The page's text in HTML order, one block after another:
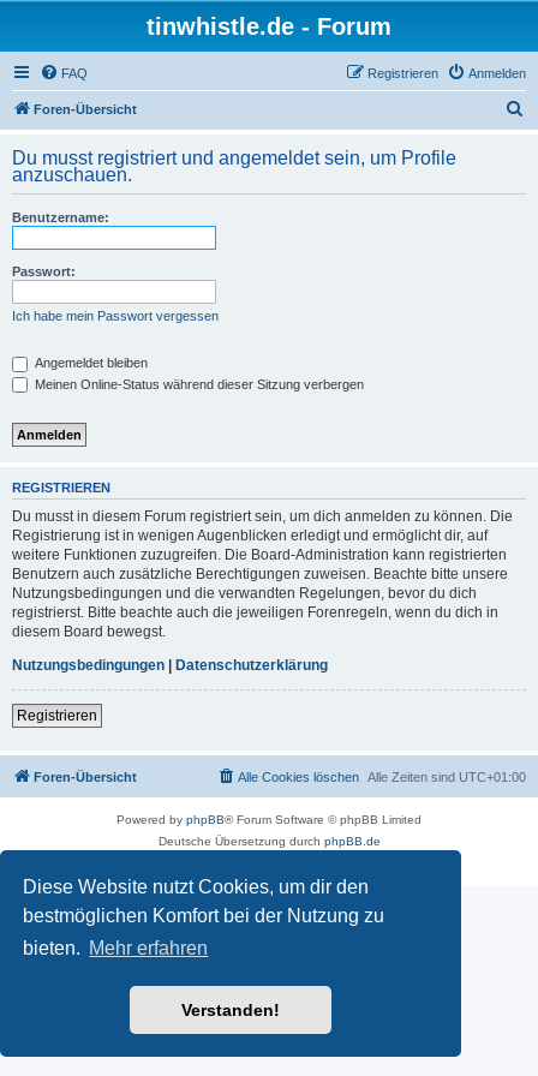
Diese Website nutzt Cookies, um dir den
bestmöglichen Komfort bei der Nutzung zu
bieten. Mehr erfahren
Verstanden!
tinwhistle.de - Forum
FAQ Anmelden
Registrieren
Foren-Übersicht
h
Du musst registriert und angemeldet sein, um Profile
anzuschauen.
Benutzername:
Passwort:
Ich habe mein Passwort vergessen
Angemeldet bleiben
Meinen Online-Status während dieser Sitzung verbergen
REGISTRIEREN
Du musst in diesem Forum registriert sein, um dich anmelden zu können. Die
Registrierung ist in wenigen Augenblicken erledigt und ermöglicht dir, auf
weitere Funktionen zuzugreifen. Die Board-Administration kann registrierten
Benutzern auch zusätzliche Berechtigungen zuweisen. Beachte bitte unsere
Nutzungsbedingungen und die verwandten Regelungen, bevor du dich
registrierst. Bitte beachte auch die jeweiligen Forenregeln, wenn du dich in
diesem Board bewegst.
Nutzungsbedingungen | Datenschutzerklärung
Registrieren
Foren-Übersicht Alle Zeiten sind UTC+01:00
Alle Cookies löschen
Powered by phpBB® Forum Software © phpBB Limited
Deutsche Übersetzung durch phpBB.de